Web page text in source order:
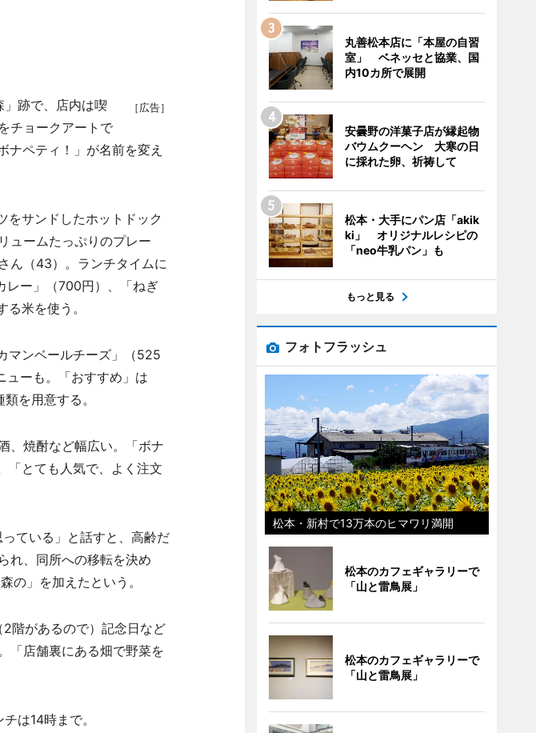
［広告］
跡で、店内は喫
チョークアートで
ナペティ！」が名前を変え
サンドしたホットドック
ュームたっぷりのプレー
ん（43）。ランチタイムに
レー」（700円）、「ねぎ
米を使う。
マンベールチーズ」（525
ーも。「おすすめ」は
を用意する。
、焼酎など幅広い。「ボナ
「とても人気で、よく注文
ている」と話すと、高齢だ
れ、同所への移転を決め
の」を加えたという。
階があるので）記念日など
「店舗裏にある畑で野菜を
は14時まで。
丸善松本店に「本屋の自習
室」 ベネッセと協業、国
内10カ所で展開
安曇野の洋菓子店が縁起物
バウムクーヘン 大寒の日
に採れた卵、祈祷して
松本・大手にパン店「akik
ki」 オリジナルレシピの
「neo牛乳パン」も
もっと見る
フォトフラッシュ
松本・新村で13万本のヒマワリ満開
松本のカフェギャラリーで
「山と雷鳥展」
松本のカフェギャラリーで
「山と雷鳥展」